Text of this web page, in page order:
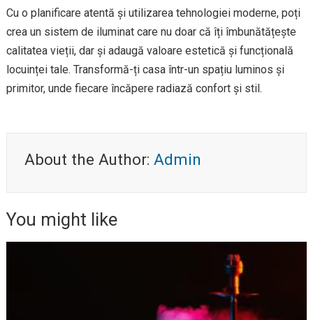
Cu o planificare atentă și utilizarea tehnologiei moderne, poți
crea un sistem de iluminat care nu doar că îți îmbunătățește
calitatea vieții, dar și adaugă valoare estetică și funcțională
locuinței tale. Transformă-ți casa într-un spațiu luminos și
primitor, unde fiecare încăpere radiază confort și stil.
About the Author: Admin
You might like